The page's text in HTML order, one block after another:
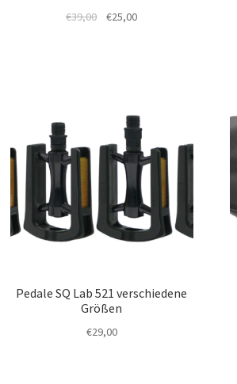
€39,00 €25,00
Pedale SQ Lab 521 verschiedene
Größen
€29,00